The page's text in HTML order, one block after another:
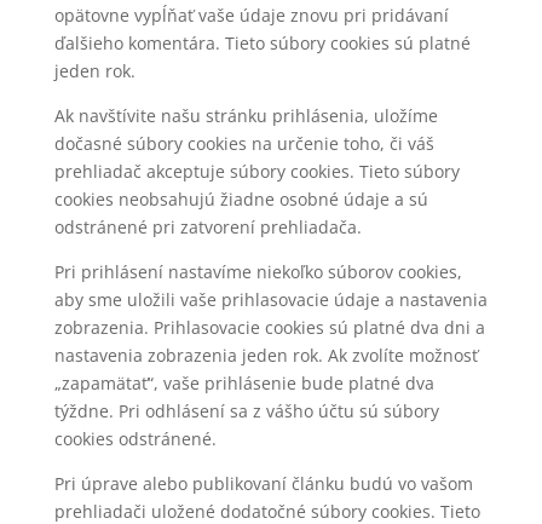
opätovne vypĺňať vaše údaje znovu pri pridávaní
ďalšieho komentára. Tieto súbory cookies sú platné
jeden rok.
Ak navštívite našu stránku prihlásenia, uložíme
dočasné súbory cookies na určenie toho, či váš
prehliadač akceptuje súbory cookies. Tieto súbory
cookies neobsahujú žiadne osobné údaje a sú
odstránené pri zatvorení prehliadača.
Pri prihlásení nastavíme niekoľko súborov cookies,
aby sme uložili vaše prihlasovacie údaje a nastavenia
zobrazenia. Prihlasovacie cookies sú platné dva dni a
nastavenia zobrazenia jeden rok. Ak zvolíte možnosť
„zapamätať“, vaše prihlásenie bude platné dva
týždne. Pri odhlásení sa z vášho účtu sú súbory
cookies odstránené.
Pri úprave alebo publikovaní článku budú vo vašom
prehliadači uložené dodatočné súbory cookies. Tieto